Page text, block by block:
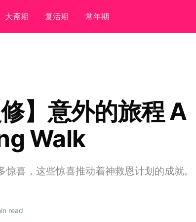
大斋期 复活期 常年期
修】意外的旅程 A
Walk
惊喜，这些惊喜推动着神救恩计划的成就。
read